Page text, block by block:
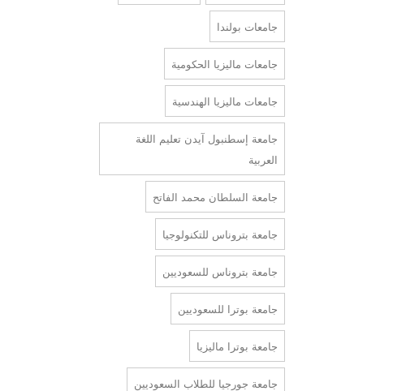
جامعات بولندا
جامعات ماليزيا الحكومية
جامعات ماليزيا الهندسية
جامعة إسطنبول آيدن تعليم اللغة
العربية
جامعة السلطان محمد الفاتح
جامعة بتروناس للتكنولوجيا
جامعة بتروناس للسعوديين
جامعة بوترا للسعوديين
جامعة بوترا ماليزيا
جامعة جورجيا للطلاب السعوديين